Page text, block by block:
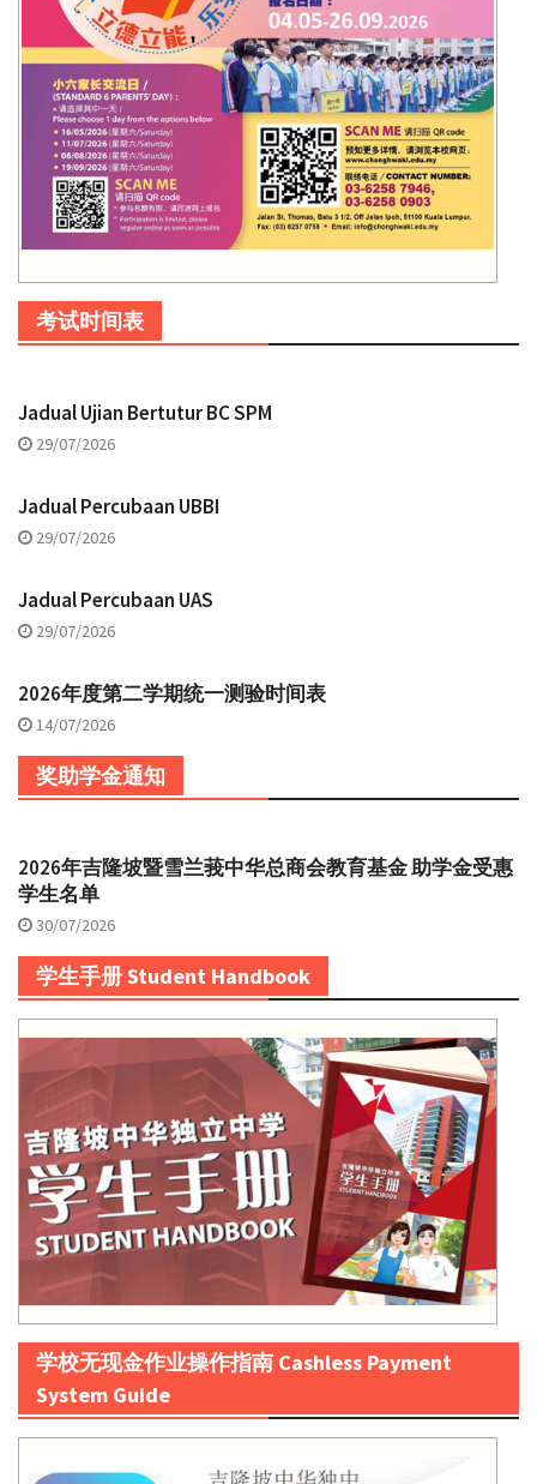
考试时间表
Jadual Ujian Bertutur BC SPM
29/07/2026
Jadual Percubaan UBBI
29/07/2026
Jadual Percubaan UAS
29/07/2026
2026年度第二学期统一测验时间表
14/07/2026
奖助学金通知
2026年吉隆坡暨雪兰莪中华总商会教育基金 助学金受惠
学生名单
30/07/2026
学生手册 Student Handbook
学校无现金作业操作指南 Cashless Payment
System Guide